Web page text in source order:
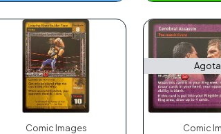
Comic Images Comic